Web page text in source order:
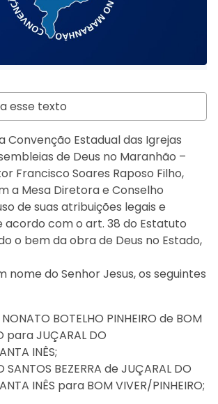
esse texto
Convenção Estadual das Igrejas
de Deus no Maranhão –
Francisco Soares Raposo Filho,
a Mesa Diretora e Conselho
de suas atribuições legais e
acordo com o art. 38 do Estatuto
o bem da obra de Deus no Estado,
nome do Senhor Jesus, os seguintes
BOTELHO PINHEIRO de BOM
para JUÇARAL DO
INÊS;
SANTOS BEZERRA de JUÇARAL DO
INÊS para BOM VIVER/PINHEIRO;